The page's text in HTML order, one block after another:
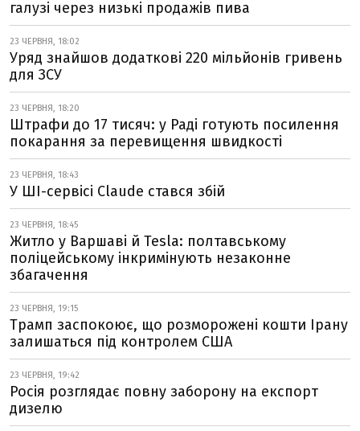
галузі через низькі продажів пива
23 ЧЕРВНЯ, 18:02
Уряд знайшов додаткові 220 мільйонів гривень
для ЗСУ
23 ЧЕРВНЯ, 18:20
Штрафи до 17 тисяч: у Раді готують посилення
покарання за перевищення швидкості
23 ЧЕРВНЯ, 18:43
У ШІ-сервісі Claude стався збій
23 ЧЕРВНЯ, 18:45
Житло у Варшаві й Tesla: полтавському
поліцейському інкримінують незаконне
збагачення
23 ЧЕРВНЯ, 19:15
Трамп заспокоює, що розморожені кошти Ірану
залишаться під контролем США
23 ЧЕРВНЯ, 19:42
Росія розглядає повну заборону на експорт
дизелю